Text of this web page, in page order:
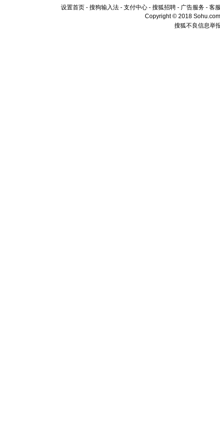
设置首页 - 搜狗输入法 - 支付中心 - 搜狐招聘 - 广告服务 - 客
Copyright © 2018
搜狐不良信息举